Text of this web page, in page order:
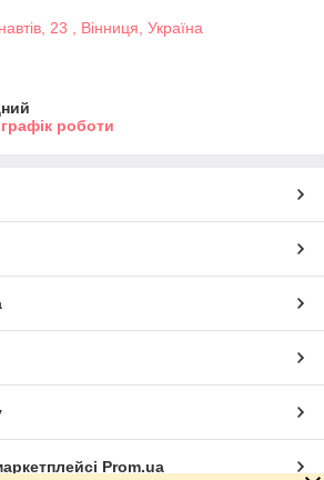
23 , Вінниця, Україна
роботи
Prom.ua